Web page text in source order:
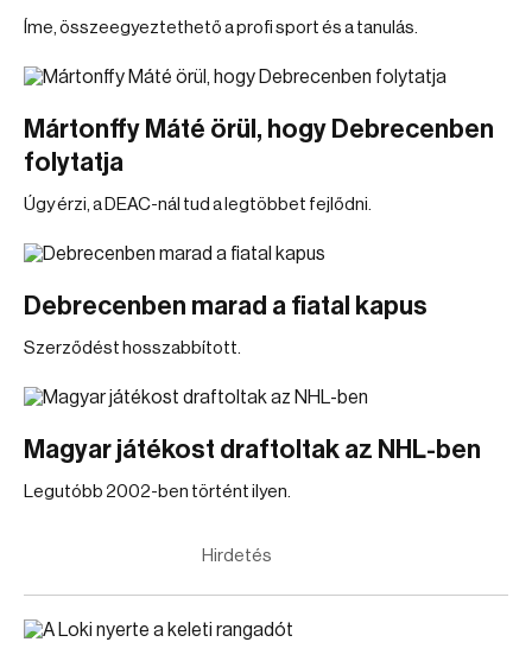
Íme, összeegyeztethető a profi sport és a tanulás.
Mártonffy Máté örül, hogy Debrecenben
folytatja
Úgy érzi, a DEAC-nál tud a legtöbbet fejlődni.
Debrecenben marad a fiatal kapus
Szerződést hosszabbított.
Magyar játékost draftoltak az NHL-ben
Legutóbb 2002-ben történt ilyen.
Hirdetés